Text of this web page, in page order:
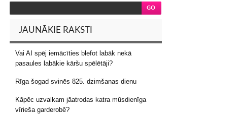
JAUNĀKIE RAKSTI
Vai AI spēj iemācīties blefot labāk nekā
pasaules labākie kāršu spēlētāji?
Rīga šogad svinēs 825. dzimšanas dienu
Kāpēc uzvalkam jāatrodas katra mūsdienīga
vīrieša garderobē?